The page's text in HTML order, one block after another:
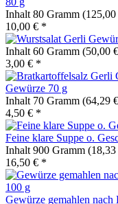
Inhalt 80 Gramm
10,00 € *
Inhalt 60 Gramm (50,00
3,00 € *
Gewürze 70 g
Inhalt 70 Gramm (64,29
4,50 € *
Feine klare Suppe o.
Inhalt 900 Gramm
16,50 € *
Gewürze gemahlen